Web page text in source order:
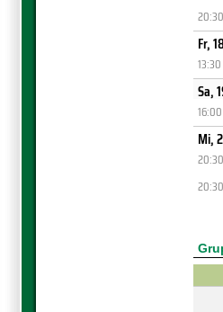
20:30
Fr,
13:30
Sa,
16:00
Mi,
20:30
20:30